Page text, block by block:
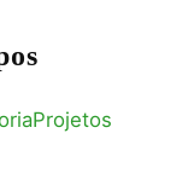
Projetos